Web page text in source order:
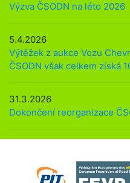
Výzva ČSODN na léto 2026
5.4.2026
Výtěžek z aukce Vozu
ČSODN však celkem získá
31.3.2026
Dokončení reorganizace